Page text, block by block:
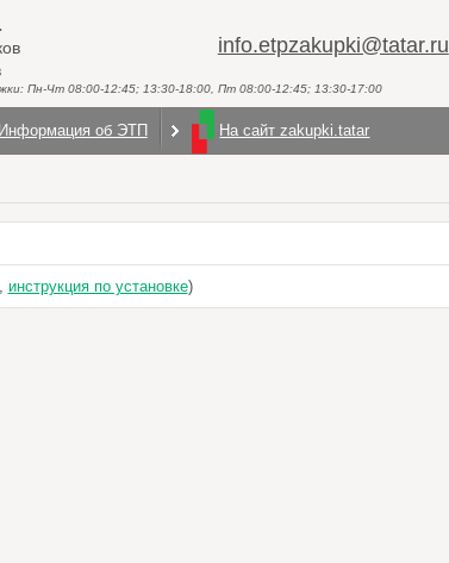
info.etpzakupki@tatar.ru
Пн-Чт 08:00-12:45; 13:30-18:00, Пт 08:00-12:45; 13:30-17:00
Информация об ЭТП На сайт zakupki.tatar
инструкция по установке)